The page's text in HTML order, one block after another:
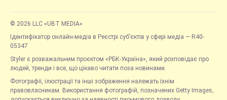
© 2026 LLC «UBT MEDIA»
Ідентифікатор онлайн-медіа в Реєстрі суб’єктів у сфері медіа — R40-
05347
Styler є розважальним проєктом «РБК-Україна», який розповідає про
людей, тренди і все, що цікаво читати поза новинами.
Фотографії, ілюстрації та інші зображення належать їхнім
правовласникам. Використання фотографій, позначених Getty Images,